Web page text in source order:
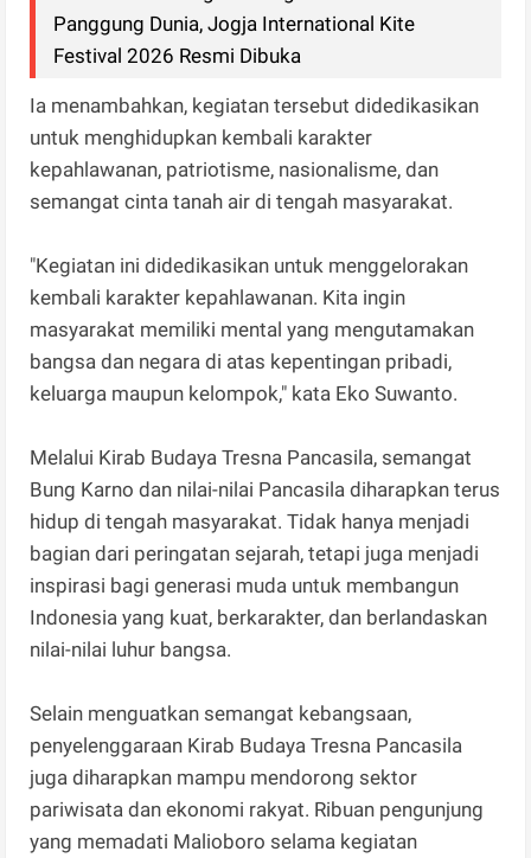
Panggung Dunia, Jogja International Kite
Festival 2026 Resmi Dibuka
Ia menambahkan, kegiatan tersebut didedikasikan
untuk menghidupkan kembali karakter
kepahlawanan, patriotisme, nasionalisme, dan
semangat cinta tanah air di tengah masyarakat.
"Kegiatan ini didedikasikan untuk menggelorakan
kembali karakter kepahlawanan. Kita ingin
masyarakat memiliki mental yang mengutamakan
bangsa dan negara di atas kepentingan pribadi,
keluarga maupun kelompok," kata Eko Suwanto.
Melalui Kirab Budaya Tresna Pancasila, semangat
Bung Karno dan nilai-nilai Pancasila diharapkan terus
hidup di tengah masyarakat. Tidak hanya menjadi
bagian dari peringatan sejarah, tetapi juga menjadi
inspirasi bagi generasi muda untuk membangun
Indonesia yang kuat, berkarakter, dan berlandaskan
nilai-nilai luhur bangsa.
Selain menguatkan semangat kebangsaan,
penyelenggaraan Kirab Budaya Tresna Pancasila
juga diharapkan mampu mendorong sektor
pariwisata dan ekonomi rakyat. Ribuan pengunjung
yang memadati Malioboro selama kegiatan